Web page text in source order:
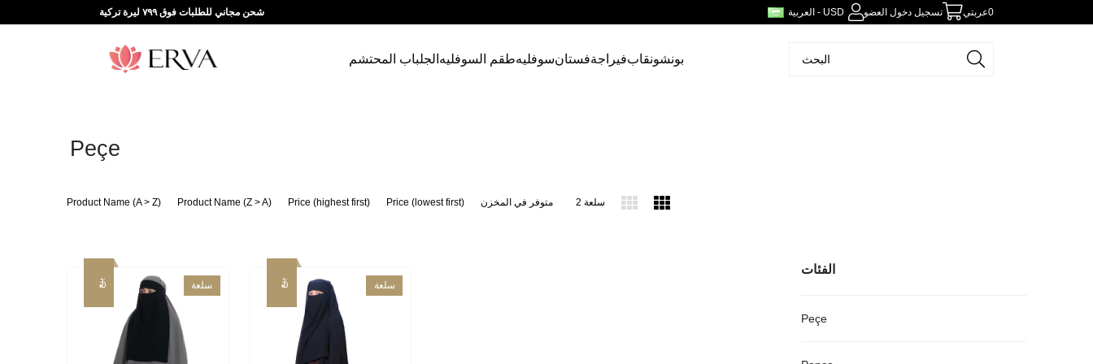
شحن مجاني للطلبات فوق ٧٩٩ ليرة تركية العربية - USD تسجيل دخول العضو عربتي0
الجلباب المحتشم طقم السوفليهسوفليهفستانفيراجةنقاببونشو
Peçe
Product Name (A > Z) Product Name (Z > A) Price (highest first) Price (lowest first) متوفر في المخزن 2 سلعة
الفئات
Peçe
بيع
سلعة
بيع
سلعة